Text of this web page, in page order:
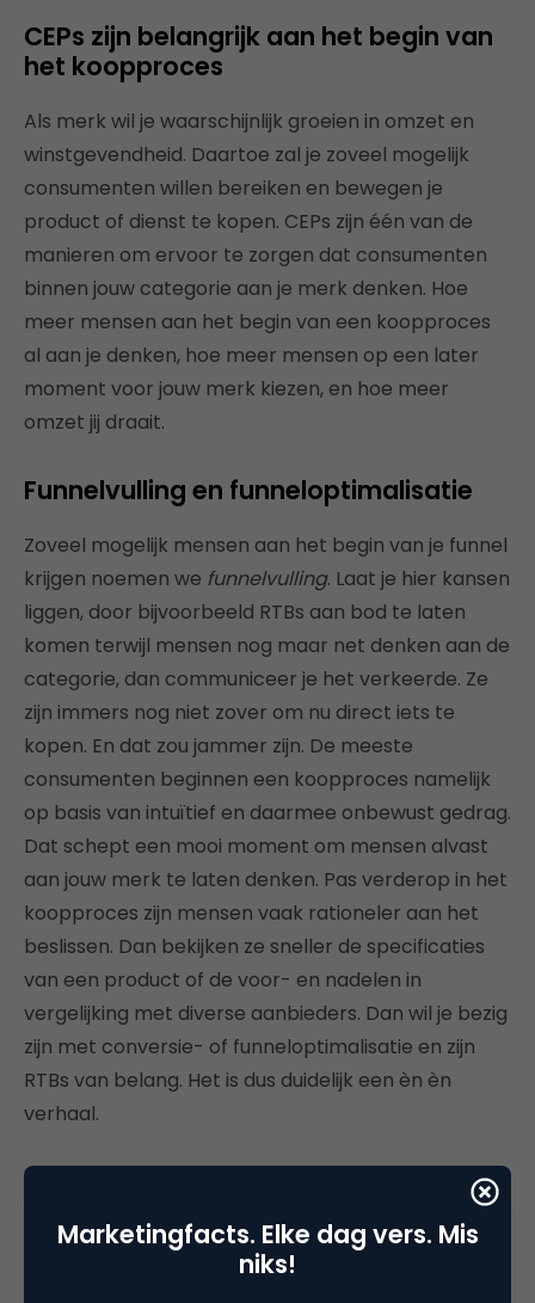
CEPs zijn belangrijk aan het begin van
het koopproces
Als merk wil je waarschijnlijk groeien in omzet en
winstgevendheid. Daartoe zal je zoveel mogelijk
consumenten willen bereiken en bewegen je
product of dienst te kopen. CEPs zijn één van de
manieren om ervoor te zorgen dat consumenten
binnen jouw categorie aan je merk denken. Hoe
meer mensen aan het begin van een koopproces
al aan je denken, hoe meer mensen op een later
moment voor jouw merk kiezen, en hoe meer
omzet jij draait.
Funnelvulling en funneloptimalisatie
Zoveel mogelijk mensen aan het begin van je funnel
krijgen noemen we funnelvulling. Laat je hier kansen
liggen, door bijvoorbeeld RTBs aan bod te laten
komen terwijl mensen nog maar net denken aan de
categorie, dan communiceer je het verkeerde. Ze
zijn immers nog niet zover om nu direct iets te
kopen. En dat zou jammer zijn. De meeste
consumenten beginnen een koopproces namelijk
op basis van intuïtief en daarmee onbewust gedrag.
Dat schept een mooi moment om mensen alvast
aan jouw merk te laten denken. Pas verderop in het
koopproces zijn mensen vaak rationeler aan het
beslissen. Dan bekijken ze sneller de specificaties
van een product of de voor- en nadelen in
vergelijking met diverse aanbieders. Dan wil je bezig
zijn met conversie- of funneloptimalisatie en zijn
RTBs van belang. Het is dus duidelijk een èn èn
verhaal.
Deel dit artikel
Marketingfacts. Elke dag vers. Mis
niks!